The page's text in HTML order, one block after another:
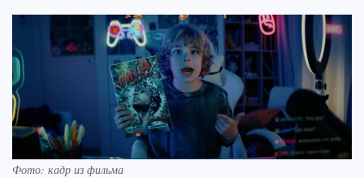
Фото: кадр из фильма